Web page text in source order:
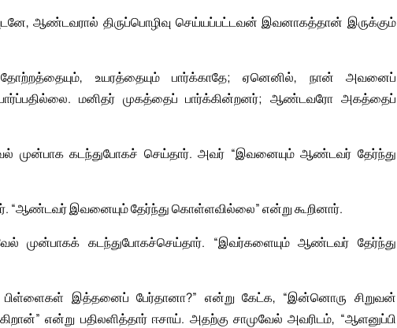
ஆண்டவரால் திருப்பொழிவு செய்யப்பட்டவன் இவனாகத்தான் இருக்கும்
உயரத்தையும் பார்க்காதே; ஏனெனில், நான் அவனைப்
பார்ப்பதில்லை. மனிதர் முகத்தைப் பார்க்கின்றனர்; ஆண்டவரோ அகத்தைப்
முன்பாக கடந்துபோகச் செய்தார். அவர் “இவனையும் ஆண்டவர் தேர்ந்து
“ஆண்டவர் இவனையும் தேர்ந்து கொள்ளவில்லை” என்று கூறினார்.
முன்பாகக் கடந்துபோகச்செய்தார். “இவர்களையும் ஆண்டவர் தேர்ந்து
பிள்ளைகள் இத்தனைப் பேர்தானா?” என்று கேட்க, “இன்னொரு சிறுவன்
என்று பதிலளித்தார் ஈசாய். அதற்கு சாமுவேல் அவரிடம், “ஆளனுப்பி